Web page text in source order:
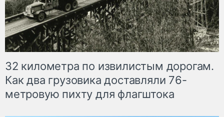
32 километра по извилистым дорогам.
Как два грузовика доставляли 76-
метровую пихту для флагштока